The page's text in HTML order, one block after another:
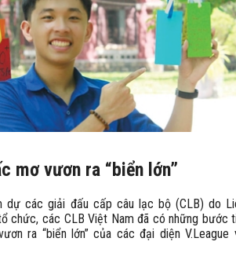
mơ vươn ra “biển lớn”
dự các giải đấu cấp câu lạc bộ (CLB) do
chức, các CLB Việt Nam đã có những bước
ra “biển lớn” của các đại diện V.League